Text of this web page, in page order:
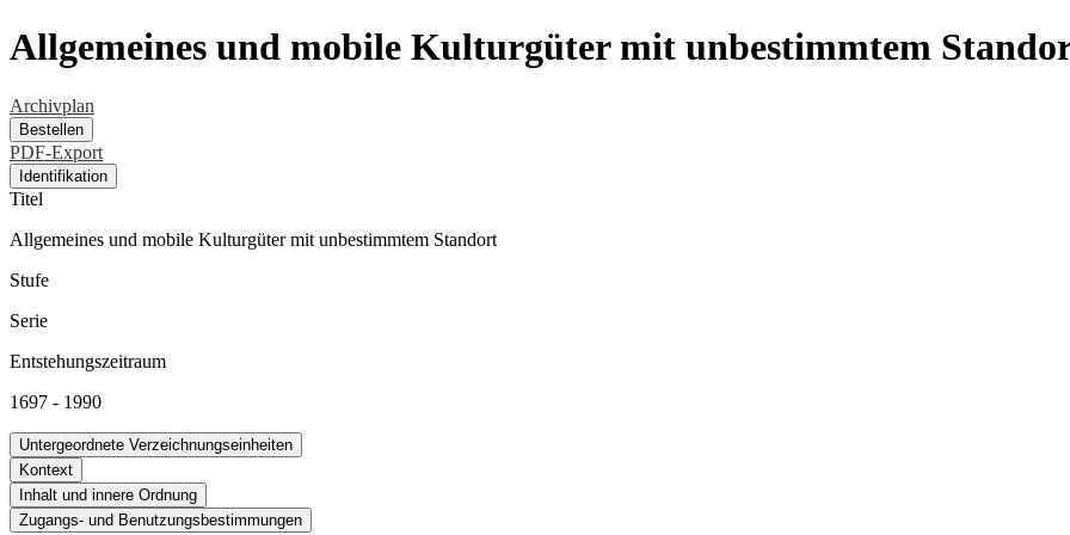
Allgemeines und mobile Kulturgüter mit unbestimmtem
Archivplan
Bestellen
PDF-Export
Identifikation
Titel
Allgemeines und mobile Kulturgüter mit unbestimmtem Standort
Stufe
Serie
Entstehungszeitraum
1697 - 1990
Untergeordnete Verzeichnungseinheiten
Kontext
Inhalt und innere Ordnung
Zugangs- und Benutzungsbestimmungen